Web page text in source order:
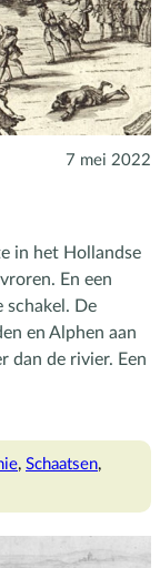
7 mei 2022
in het Hollandse
En een
schakel. De
en Alphen aan
dan de rivier. Een
, Schaatsen